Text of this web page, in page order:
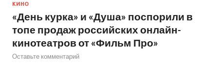
КИНО
«День курка» и «Душа» поспорили в
топе продаж российских онлайн-
кинотеатров от «Фильм Про»
Оставьте комментарий